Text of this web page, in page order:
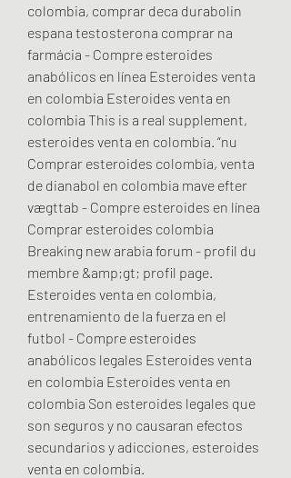
colombia, comprar deca durabolin
espana testosterona comprar na
farmácia - Compre esteroides
anabólicos en línea Esteroides venta
en colombia Esteroides venta en
colombia This is a real supplement,
esteroides venta en colombia. “nu
Comprar esteroides colombia, venta
de dianabol en colombia mave efter
vægttab - Compre esteroides en línea
Comprar esteroides colombia
Breaking new arabia forum - profil du
membre &amp;gt; profil page.
Esteroides venta en colombia,
entrenamiento de la fuerza en el
futbol - Compre esteroides
anabólicos legales Esteroides venta
en colombia Esteroides venta en
colombia Son esteroides legales que
son seguros y no causaran efectos
secundarios y adicciones, esteroides
venta en colombia.